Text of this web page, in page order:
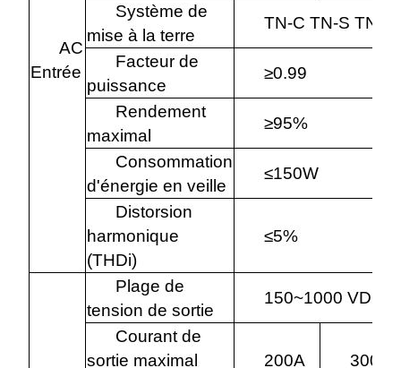
AC
Entrée
Système de
mise à la terre
TN-C TN-S TN-
Facteur de
puissance
≥0.99
Rendement
maximal
≥95%
Consommation
d'énergie en veille
≤150W
Distorsion
harmonique
(THDi)
≤5%
Plage de
tension de sortie
150~1000 VDC
Courant de
sortie maximal
200A 300A